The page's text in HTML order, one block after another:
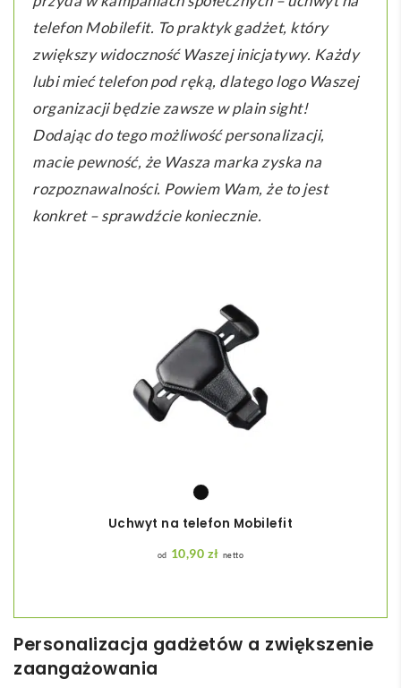
telefon Mobilefit. To praktyk gadżet, który
zwiększy widoczność Waszej inicjatywy. Każdy
lubi mieć telefon pod ręką, dlatego logo Waszej
organizacji będzie zawsze w plain sight!
Dodając do tego możliwość personalizacji,
macie pewność, że Wasza marka zyska na
rozpoznawalności. Powiem Wam, że to jest
konkret – sprawdźcie koniecznie.
Uchwyt na telefon Mobilefit
10,90 zł netto
Personalizacja gadżetów a zwiększenie
zaangażowania